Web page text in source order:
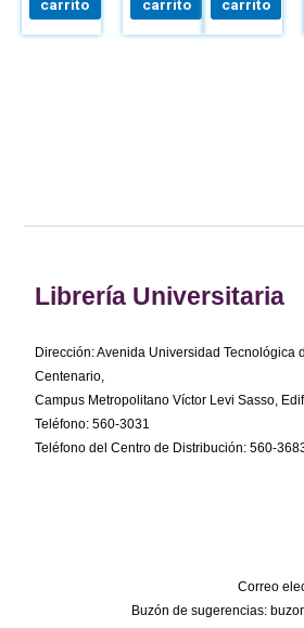
carrito
carrito
carrito
Librería Universitaria
Dirección: Avenida Universidad Tecnológica
Centenario,
Campus Metropolitano Víctor Levi Sasso,
Teléfono: 560-3031
Teléfono del Centro de Distribución: 560-
Correo
Buzón de sugerencias: